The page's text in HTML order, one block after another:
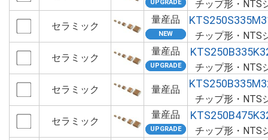
チップ形・NTS
セラミック
量産品
チップ形・NTS
セラミック
量産品
チップ形・NTS
セラミック
量産品
チップ形・NTS
セラミック
量産品
チップ形・NTS